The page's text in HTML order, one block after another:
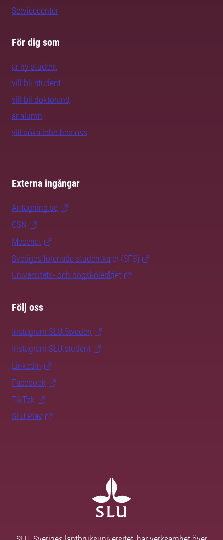
Servicecenter
För dig som
är ny student
vill bli student
vill bli doktorand
är alumn
vill söka jobb hos oss
Externa ingångar
Antagning.se
CSN
Mecenat
Sveriges förenade studentkårer (SFS)
Universitets- och högskolerådet
Följ oss
Instagram SLU.Sweden
Instagram SLU.student
LinkedIn
Facebook
TikTok
SLU Play